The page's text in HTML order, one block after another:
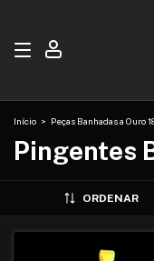
Início > Peças Banhadas a Ouro
Pingentes
ORDENAR